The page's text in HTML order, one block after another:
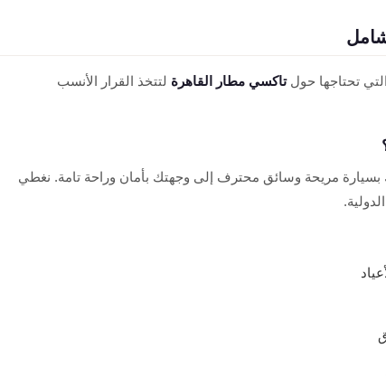
تحتاجها حولتاكسي مطار القاهرة لتتخذ القرار الأنسب
بسيارة مريحة وسائق محترف إلى وجهتك بأمان وراحة تامة. نغطي